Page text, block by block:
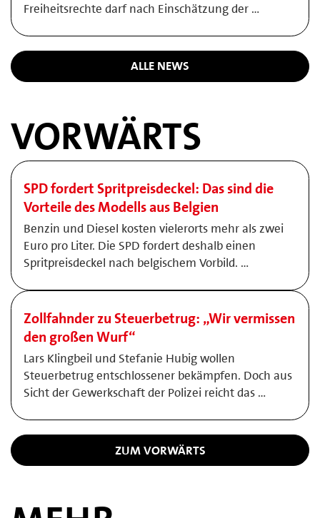
Freiheitsrechte darf nach Einschätzung der …
ALLE NEWS
VORWÄRTS
SPD fordert Spritpreisdeckel: Das sind die
Vorteile des Modells aus Belgien
Benzin und Diesel kosten vielerorts mehr als zwei
Euro pro Liter. Die SPD fordert deshalb einen
Spritpreisdeckel nach belgischem Vorbild. …
Zollfahnder zu Steuerbetrug: „Wir vermissen
den großen Wurf“
Lars Klingbeil und Stefanie Hubig wollen
Steuerbetrug entschlossener bekämpfen. Doch aus
Sicht der Gewerkschaft der Polizei reicht das …
ZUM VORWÄRTS